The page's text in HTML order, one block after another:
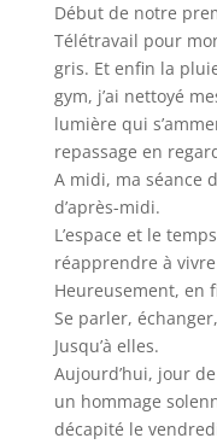
Début de notre
Télétravail pour
gris. Et enfin la
gym, j’ai nettoyé
lumière qui
repassage en
A midi, ma séance
d’après-midi.
L’espace et le
réapprendre à vivre
Heureusement, en
Se parler,
Jusqu’à elles.
Aujourd’hui, jour
un hommage
décapité le